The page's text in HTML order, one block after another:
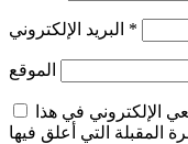
*
الموقع
الإلكتروني في هذا